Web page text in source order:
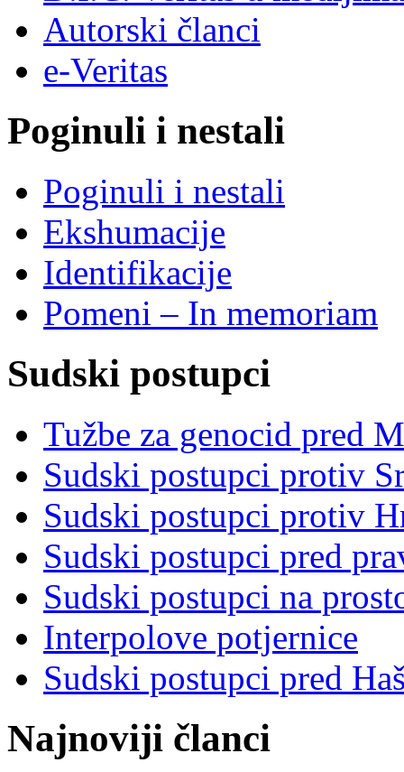
Autorski članci
e-Veritas
Poginuli i nestali
Poginuli i nestali
Ekshumacije
Identifikacije
Pomeni – In memoriam
Sudski postupci
Tužbe za genocid pred
Sudski postupci protiv
Sudski postupci protiv
Sudski postupci pred
Sudski postupci na
Interpolove potjernice
Sudski postupci pred
Najnoviji članci